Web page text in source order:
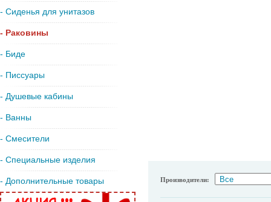
- Сиденья для унитазов
- Раковины
- Биде
- Писсуары
- Душевые кабины
- Ванны
- Смесители
- Специальные изделия
- Дополнительные товары Производители: